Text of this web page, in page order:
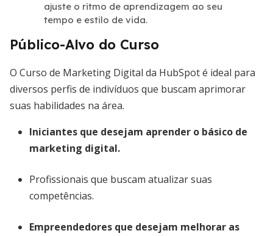
ajuste o ritmo de aprendizagem ao seu
tempo e estilo de vida.
Público-Alvo do Curso
O Curso de Marketing Digital da HubSpot é ideal para
diversos perfis de indivíduos que buscam aprimorar
suas habilidades na área.
Iniciantes que desejam aprender o básico de
marketing digital.
Profissionais que buscam atualizar suas
competências.
Empreendedores que desejam melhorar as